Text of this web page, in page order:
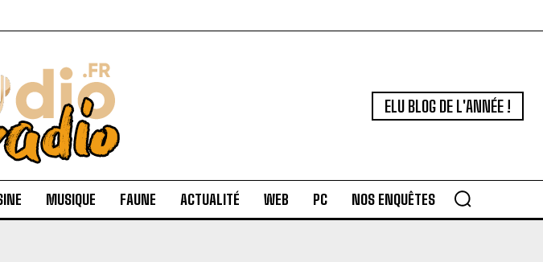
ELU BLOG DE L'ANNÉE !
MUSIQUE FAUNE ACTUALITÉ WEB PC NOS ENQUÊTES